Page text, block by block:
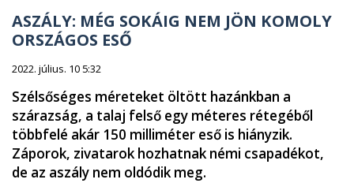
ASZÁLY: MÉG SOKÁIG NEM JÖN KOMOLY
ORSZÁGOS ESŐ
2022. július. 10 5:32
Szélsőséges méreteket öltött hazánkban a
szárazság, a talaj felső egy méteres rétegéből
többfelé akár 150 milliméter eső is hiányzik.
Záporok, zivatarok hozhatnak némi csapadékot,
de az aszály nem oldódik meg.